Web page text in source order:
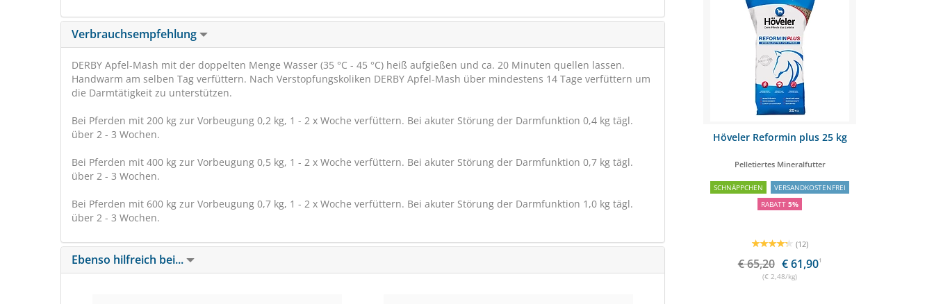
Verbrauchsempfehlung
DERBY Apfel-Mash mit der doppelten Menge Wasser (35 °C - 45 °C) heiß aufgießen und ca. 20 Minuten quellen lassen.
Handwarm am selben Tag verfüttern. Nach Verstopfungskoliken DERBY Apfel-Mash über mindestens 14 Tage verfüttern um
die Darmtätigkeit zu unterstützen.
Bei Pferden mit 200 kg zur Vorbeugung 0,2 kg, 1 - 2 x Woche verfüttern. Bei akuter Störung der Darmfunktion 0,4 kg tägl.
über 2 - 3 Wochen.
Bei Pferden mit 400 kg zur Vorbeugung 0,5 kg, 1 - 2 x Woche verfüttern. Bei akuter Störung der Darmfunktion 0,7 kg tägl.
über 2 - 3 Wochen.
Bei Pferden mit 600 kg zur Vorbeugung 0,7 kg, 1 - 2 x Woche verfüttern. Bei akuter Störung der Darmfunktion 1,0 kg tägl.
über 2 - 3 Wochen.
Ebenso hilfreich bei...
Das Naturkräuter-Müsli
(11)
(€ 2,03/kg)
Höveler Reformin plus 25 kg
Pelletiertes Mineralfutter
SCHNÄPPCHEN
VERSANDKOSTENFREI
RABATT 5%
(12)
€ 65,20 € 61,901
(€ 2,48/kg)